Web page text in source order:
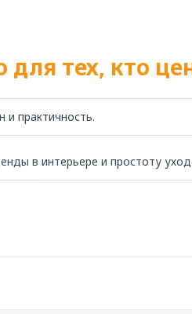
для тех, кто
и практичность.
в интерьере и простоту